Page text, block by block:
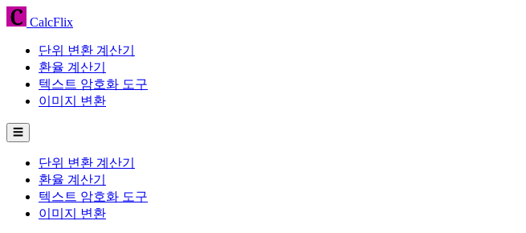
CalcFlix
단위 변환 계산기
환율 계산기
텍스트 암호화 도구
이미지 변환
☰
단위 변환 계산기
환율 계산기
텍스트 암호화 도구
이미지 변환